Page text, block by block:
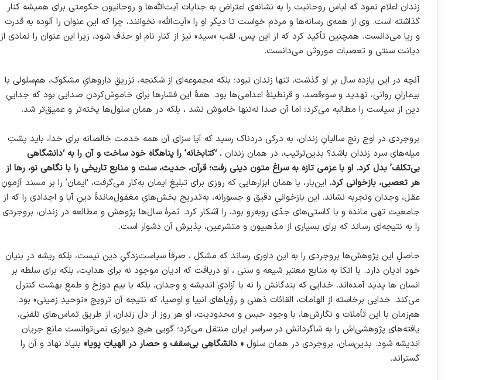
زندان اعلام نمود که لباس روحانیت را به نشانه‌ی اعتراض به جنایات آیت‌الله‌ها و روحانیون حکومتی برای همیشه کنار
گذاشته است. وی از همه‌ی رسانه‌ها و مردم خواست تا دیگر او را «آیت‌الله» نخوانند، چرا که این عنوان را آلوده به قدرت
و ریا می‌دانست. همچنین تأکید کرد که از این پس، لقب «سید» نیز از کنار نام او حذف شود، زیرا این عنوان را نمادی از
دیانت سنتی و تعصبات موروثی می‌دانست.
آنچه در این یازده سال بر او گذشت، تنها زندان نبود؛ بلکه مجموعه‌ای از شکنجه، تزریقِ داروهایِ مشکوک، هم‌سلولی با
بیمارانِ روانی، تهدید و سوءقصد، و قرنطینهٔ اعدامی‌ها بود. همهٔ این فشارها برای خاموش‌کردنِ صدایی بود که جداییِ
دین از سیاست را مطالبه می‌کرد؛ اما آن صدا نه‌تنها خاموش نشد ، بلکه در همان سلول‌ها پخته‌تر و عمیق‌تر شد.
بروجردی در اوج رنجِ سالیانِ زندان، به درکی دردناک رسید که آیا سزای آن همه خدمت خالصانه برای خدا، باید پشتِ
میله‌های سرد زندان باشد؟ بدین‌ترتیب، در همان زندان ،‘کتابخانه’ را پناهگاه خود ساخت و آن را به ‘دانشگاهی
بی‌تکلف’ بدل کرد. او با عزمی تازه به سراغ متون دینی رفت؛ قرآن، حدیث، سنت و منابع تاریخی را با نگاهی نو، رها از
هر تعصبی، بازخوانی کرد. این‌بار، با همان ابزارهایی که روزی برای تبلیغِ ایمان به‌کار می‌گرفت، ‘ایمان’ را بر مسند آزمونِ
عقل، وجدان وتجربه نشاند. این بازخوانیِ دقیق و جسورانه، به‌تدریج بخش‌هایِ مغفول‌ماندهٔ دینِ آبا و اجدادی را که از
جامعیت تهی مانده و با کاستی‌های جدّی روبه‌رو بود، را آشکار کرد. ثمرۀ سال‌ها پژوهش و مطالعه در زندان، بروجردی
را به نتیجه‌ای رساند که برای بسیاری از مذهبیون و متشرعین، پذیرشِ آن دشوار است.
حاصلِ این پژوهش‌ها بروجردی را به این داوری رساند که مشکل ، صرفاً سیاست‌زدگیِ دین نیست، بلکه ریشه در بنیان‌
خودِ ادیان دارد. با اتکا به منابع معتبر شیعه و سنی ، او دریافت که ادیان موجود نه برای هدایت، بلکه برای سلطه بر
انسان ها پدید آمده‌اند. خدایی که بندگانش را نه با آزادیِ اندیشه و وجدان، بلکه با بیمِ دوزخ و طمعِ بهشت کنترل
می‌کند. خدایی برخاسته از الهامات، القائات ذهنی و رؤیاهای انبیا و اوصیا، که نتیجه آن ترویجِ «توحیدِ زمینی» بود.
هم‌زمان با این تأملات و نگارش‌ها، با وجود حبس و محدودیت، او هر روز از دل زندان، از طریق تماس‌های تلفنی،
یافته‌های پژوهشی‌اش را به شاگردانش در سراسر ایران منتقل می‌کرد؛ گویی هیچ دیواری نمی‌توانست مانع جریان
اندیشه شود. بدین‌سان، بروجردی در همان سلول‌ « دانشگاهِی بی‌سقف و ‌حصار در الهیاتِ پویا» بنیاد نهاد و آن را
گستراند.